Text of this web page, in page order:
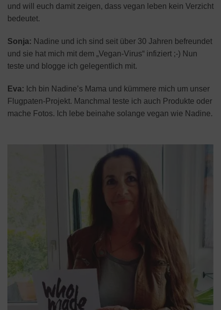
und will euch damit zeigen, dass vegan leben kein Verzicht
bedeutet.
Sonja: Nadine und ich sind seit über 30 Jahren befreundet
und sie hat mich mit dem „Vegan-Virus“ infiziert ;-) Nun
teste und blogge ich gelegentlich mit.
Eva: Ich bin Nadine’s Mama und kümmere mich um unser
Flugpaten-Projekt. Manchmal teste ich auch Produkte oder
mache Fotos. Ich lebe beinahe solange vegan wie Nadine.